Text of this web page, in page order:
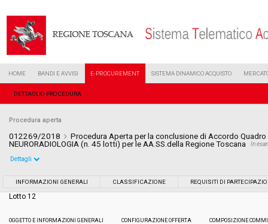
HOME BANDI E AVVISI E-PROCUREMENT SISTEMA DINAMICO ACQUISTO
DETTAGLIO PROCEDURA
Procedura aperta
012269/2018
Procedura Aperta per la conclusione di Accordo Quadro
NEURORADIOLOGIA (n. 45 lotti) per le AA.SS.della Regione Toscana
In
Tipo di contratto:
Dettagli
INFORMAZIONI GENERALI CLASSIFICAZIONE REQUISITI DI
Lotto 12
OGGETTO E INFORMAZIONI GENERALI CONFIGURAZIONE OFFERTA COMPOSIZIONE